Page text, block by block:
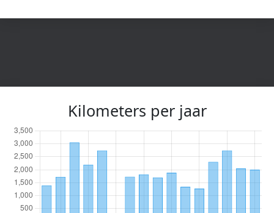
Kilometers per jaar